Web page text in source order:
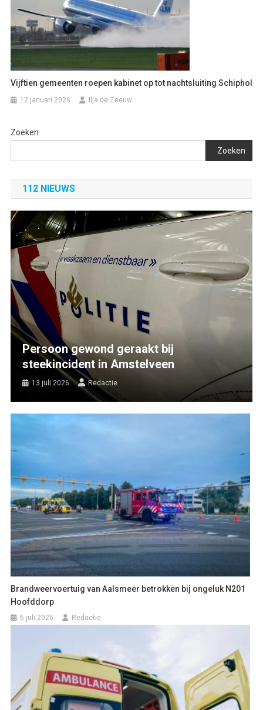
Vijftien gemeenten roepen kabinet op tot nachtsluiting Schiphol
12 januari 2026 Ilja de Zeeuw
Zoeken
Zoeken
112 NIEUWS
Persoon gewond geraakt bij
steekincident in Amstelveen
13 juli 2026 Redactie
Brandweervoertuig van Aalsmeer betrokken bij ongeluk N201
Hoofddorp
6 juli 2026 Redactie